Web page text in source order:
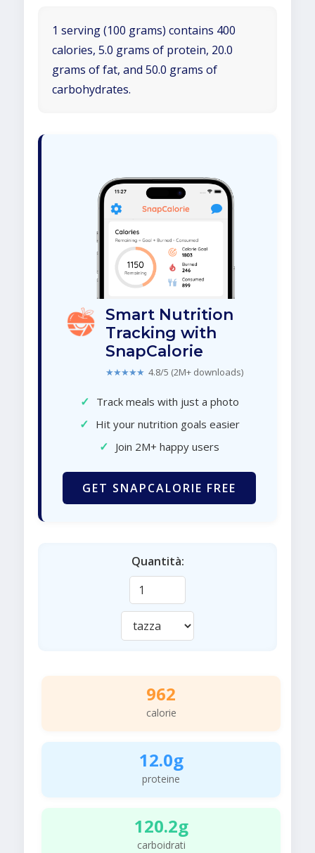
1 serving (100 grams) contains 400
calories, 5.0 grams of protein, 20.0
grams of fat, and 50.0 grams of
carbohydrates.
Smart Nutrition
Tracking with
SnapCalorie
★★★★★ 4.8/5 (2M+ downloads)
✓ Track meals with just a photo
✓ Hit your nutrition goals easier
✓ Join 2M+ happy users
GET SNAPCALORIE FREE
Quantità:
962
calorie
12.0g
proteine
120.2g
carboidrati